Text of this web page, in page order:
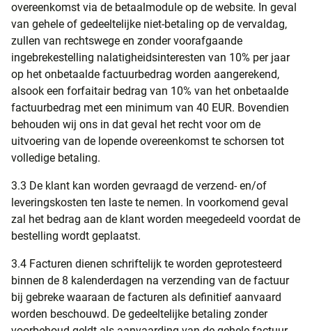
overeenkomst via de betaalmodule op de website. In geval
van gehele of gedeeltelijke niet-betaling op de vervaldag,
zullen van rechtswege en zonder voorafgaande
ingebrekestelling nalatigheidsinteresten van 10% per jaar
op het onbetaalde factuurbedrag worden aangerekend,
alsook een forfaitair bedrag van 10% van het onbetaalde
factuurbedrag met een minimum van 40 EUR. Bovendien
behouden wij ons in dat geval het recht voor om de
uitvoering van de lopende overeenkomst te schorsen tot
volledige betaling.
3.3 De klant kan worden gevraagd de verzend- en/of
leveringskosten ten laste te nemen. In voorkomend geval
zal het bedrag aan de klant worden meegedeeld voordat de
bestelling wordt geplaatst.
3.4 Facturen dienen schriftelijk te worden geprotesteerd
binnen de 8 kalenderdagen na verzending van de factuur
bij gebreke waaraan de facturen als definitief aanvaard
worden beschouwd. De gedeeltelijke betaling zonder